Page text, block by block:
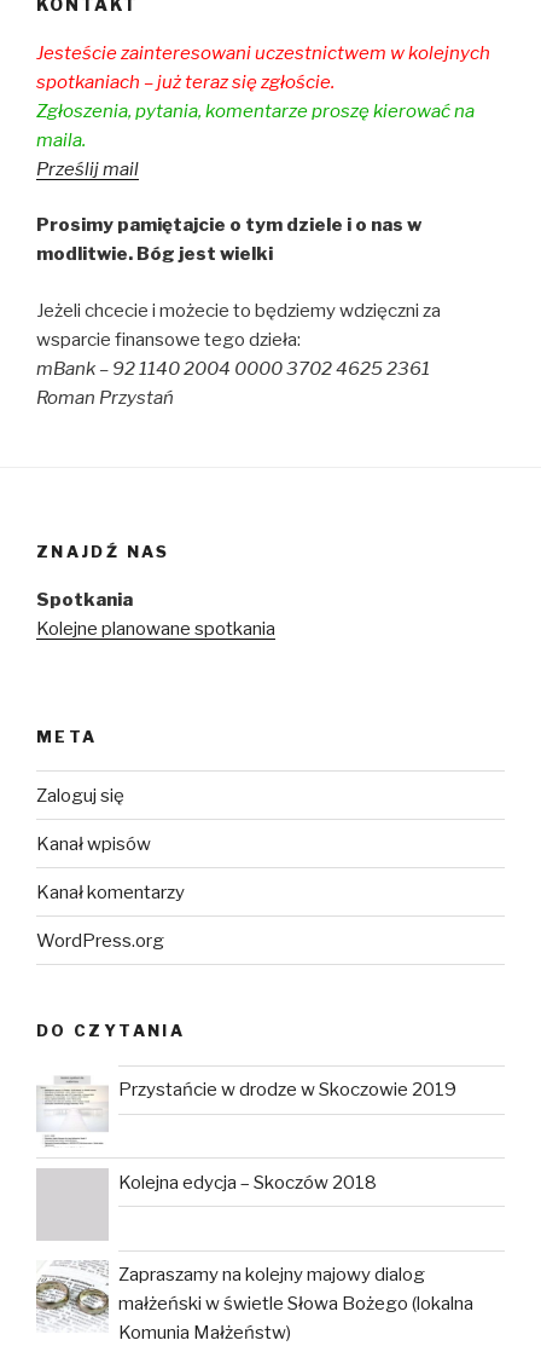
KONTAKT
Jesteście zainteresowani uczestnictwem w kolejnych
spotkaniach – już teraz się zgłoście.
Zgłoszenia, pytania, komentarze proszę kierować na
maila.
Prześlij mail
Prosimy pamiętajcie o tym dziele i o nas w
modlitwie. Bóg jest wielki
Jeżeli chcecie i możecie to będziemy wdzięczni za
wsparcie finansowe tego dzieła:
mBank – 92 1140 2004 0000 3702 4625 2361
Roman Przystań
ZNAJDŹ NAS
Spotkania
Kolejne planowane spotkania
META
Zaloguj się
Kanał wpisów
Kanał komentarzy
WordPress.org
DO CZYTANIA
Przystańcie w drodze w Skoczowie 2019
Kolejna edycja – Skoczów 2018
Zapraszamy na kolejny majowy dialog
małżeński w świetle Słowa Bożego (lokalna
Komunia Małżeństw)